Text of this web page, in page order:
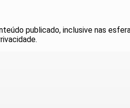
publicado, inclusive nas